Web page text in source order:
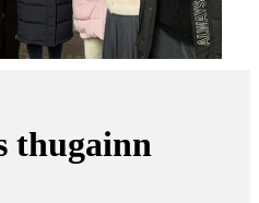
thugainn